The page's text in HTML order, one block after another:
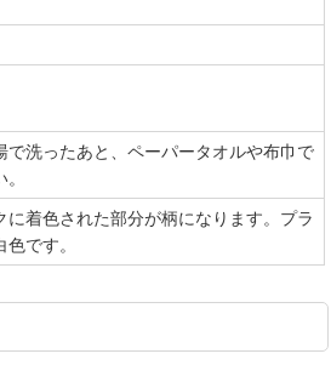
で洗ったあと、ペーパータオルや布巾で
に着色された部分が柄になります。プラ
です。